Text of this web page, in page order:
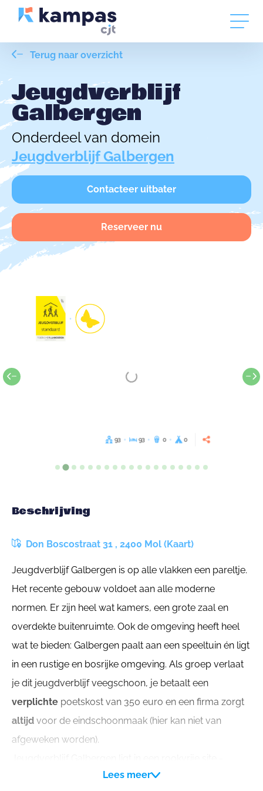
Terug naar overzicht
Jeugdverblijf
Galbergen
Onderdeel van domein
Jeugdverblijf Galbergen
Contacteer uitbater
Reserveer nu
93 93 0 0
Beschrijving
Don Boscostraat 31 , 2400 Mol (Kaart)
Jeugdverblijf Galbergen is op alle vlakken een pareltje.
Het recente gebouw voldoet aan alle moderne
normen. Er zijn heel wat kamers, een grote zaal en
overdekte buitenruimte. Ook de omgeving heeft heel
wat te bieden: Galbergen paalt aan een speeltuin én ligt
in een rustige en bosrijke omgeving. Als groep verlaat
je dit jeugdverblijf veegschoon, je betaalt een
verplichte poetskost van 350 euro en een firma zorgt
altijd voor de eindschoonmaak (hier kan niet van
afgeweken worden).
Er heerst een algemeen
Lees meer